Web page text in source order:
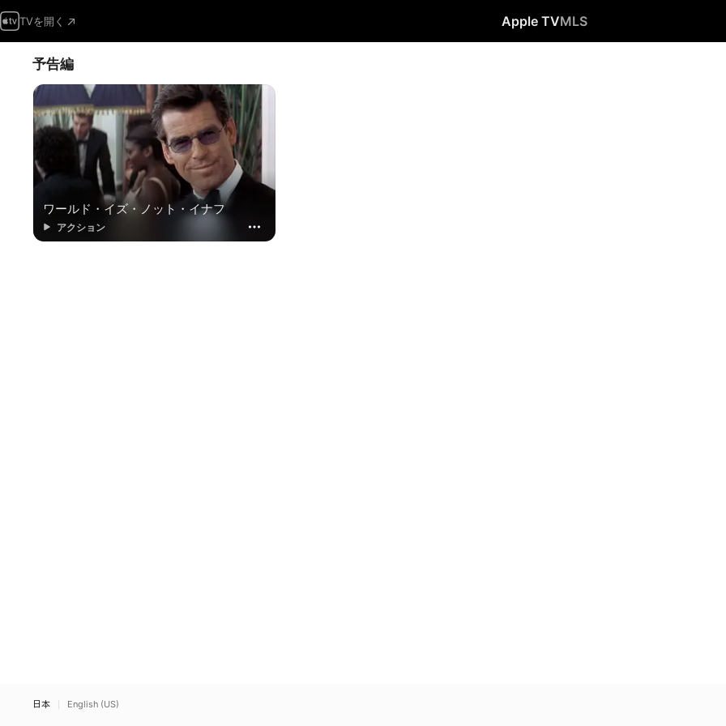
TVを開く Apple TVMLS
予告編
ワールド・イズ・ノット・イナフ
アクション
日本 English (US)